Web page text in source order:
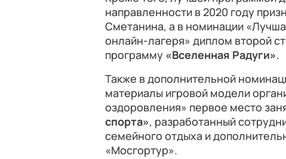
направленности в 2020 году
Сметанина, а в номинации
онлайн-лагеря» диплом второй
программу «Вселенная Радуги».
Также в дополнительной
материалы игровой модели
оздоровления» первое место
спорта», разработанный
семейного отдыха и
«Мосгортур».